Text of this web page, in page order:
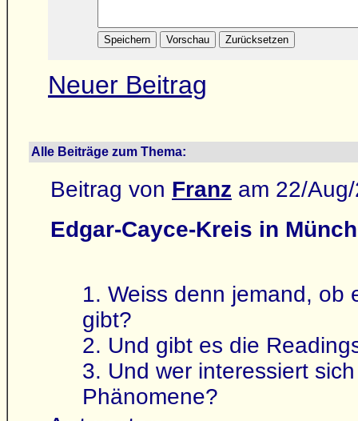
Neuer Beitrag
Alle Beiträge zum Thema:
Beitrag von Franz am 22/
Edgar-Cayce-Kreis in
1. Weiss denn jemand, ob
gibt?
2. Und gibt es die
3. Und wer interessiert
Phänomene?